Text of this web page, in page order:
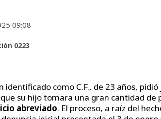
09:08
0223
identificado como C.F., de 23 años,
su hijo tomara una gran cantidad de
abreviado. El proceso, a raíz del